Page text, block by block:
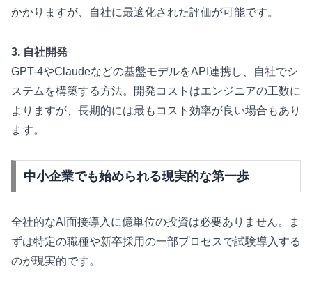
かかりますが、自社に最適化された評価が可能です。
3. 自社開発
GPT-4やClaudeなどの基盤モデルをAPI連携し、自社でシ
ステムを構築する方法。開発コストはエンジニアの工数に
よりますが、長期的には最もコスト効率が良い場合もあり
ます。
中小企業でも始められる現実的な第一歩
全社的なAI面接導入に億単位の投資は必要ありません。ま
ずは特定の職種や新卒採用の一部プロセスで試験導入する
のが現実的です。